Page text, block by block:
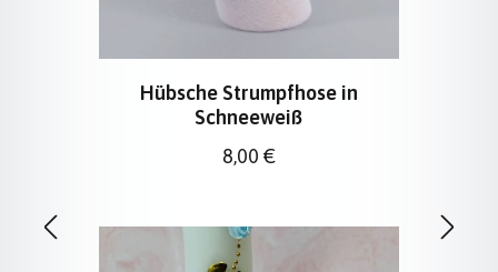
Hübsche Strumpfhose in
Schneeweiß
Regulärer Preis:
8,00 €